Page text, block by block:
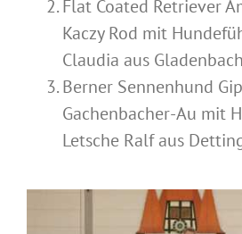
Flat Coated Retriever
Kaczy Rod mit
Claudia aus
Berner Sennenhund
Gachenbacher-Au mit
Letsche Ralf aus